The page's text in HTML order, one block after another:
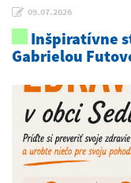
09.07.2026
Inšpiratívne
Gabrielou